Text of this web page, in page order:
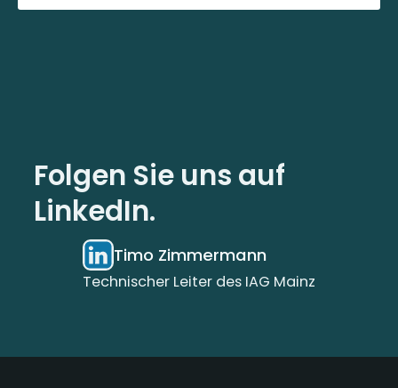
Folgen Sie uns auf
LinkedIn.
Timo Zimmermann
Technischer Leiter des IAG Mainz